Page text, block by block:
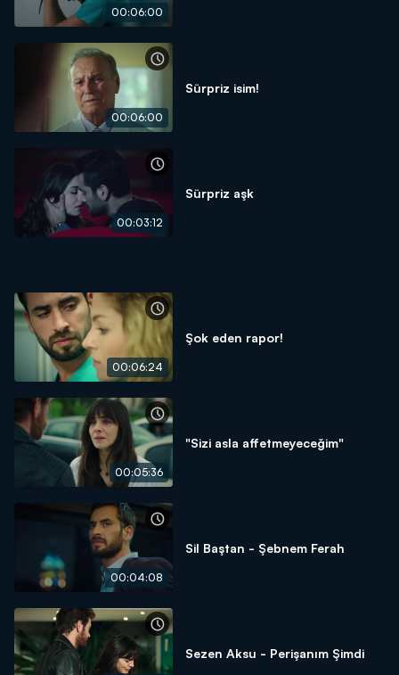
00:06:00
00:06:00
Sürpriz isim!
00:03:12
Sürpriz aşk
00:06:24
Şok eden rapor!
00:05:36
"Sizi asla affetmeyeceğim"
00:04:08
Sil Baştan - Şebnem Ferah
Sezen Aksu - Perişanım Şimdi